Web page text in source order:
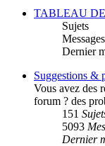
TABLEAU
Sujets
Messages
Dernier
Suggestions &
Vous avez des
forum ? des
151
5093
Dernier